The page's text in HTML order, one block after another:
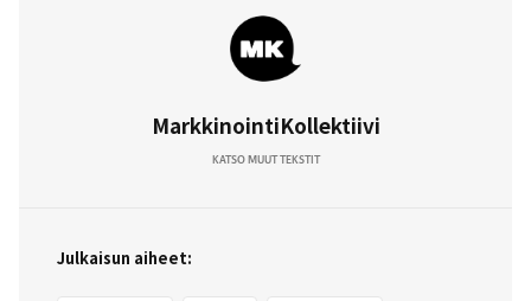
MarkkinointiKollektiivi
KATSO MUUT TEKSTIT
Julkaisun aiheet: